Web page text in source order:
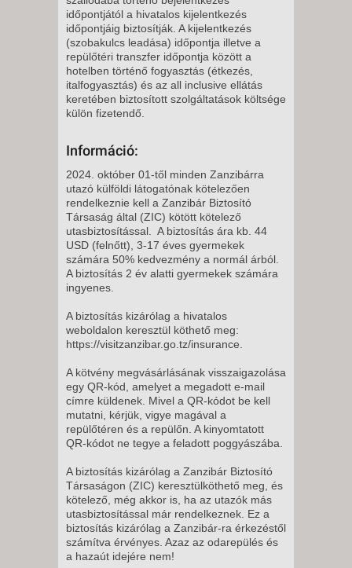
15 NAP / 14 ÉJSZAKA
2027. MÁRCIUS 14.,
VASÁRNAP -
8 NAP / 7 ÉJSZAKA
2027. MÁRCIUS 21.,
VASÁRNAP -
2027. MÁRCIUS 21.,
VASÁRNAP -
15 NAP / 14 ÉJSZAKA
2027. MÁRCIUS 28.,
VASÁRNAP -
8 NAP / 7 ÉJSZAKA
időpontjától a hivatalos kijelentkezés
időpontjáig biztosítják. A kijelentkezés
(szobakulcs leadása) időpontja illetve a
repülőtéri transzfer időpontja között a
hotelben történő fogyasztás (étkezés,
italfogyasztás) és az all inclusive ellátás
keretében biztosított szolgáltatások költsége
külön fizetendő.
Információ:
2024. október 01-től minden Zanzibárra
utazó külföldi látogatónak kötelezően
rendelkeznie kell a Zanzibár Biztosító
Társaság által (ZIC) kötött kötelező
utasbiztosítással. A biztosítás ára kb. 44
USD (felnőtt), 3-17 éves gyermekek
számára 50% kedvezmény a normál árból.
A biztosítás 2 év alatti gyermekek számára
ingyenes.
A biztosítás kizárólag a hivatalos
weboldalon keresztül köthető meg:
https://visitzanzibar.go.tz/insurance.
A kötvény megvásárlásának visszaigazolása
egy QR-kód, amelyet a megadott e-mail
címre küldenek. Mivel a QR-kódot be kell
mutatni, kérjük, vigye magával a
repülőtéren és a repülőn. A kinyomtatott
QR-kódot ne tegye a feladott poggyászába.
A biztosítás kizárólag a Zanzibár Biztosító
Társaságon (ZIC) keresztülköthető meg, és
kötelező, még akkor is, ha az utazók más
utasbiztosítással már rendelkeznek. Ez a
biztosítás kizárólag a Zanzibár-ra érkezéstől
számítva érvényes. Azaz az odarepülés és
a hazaút idejére nem!